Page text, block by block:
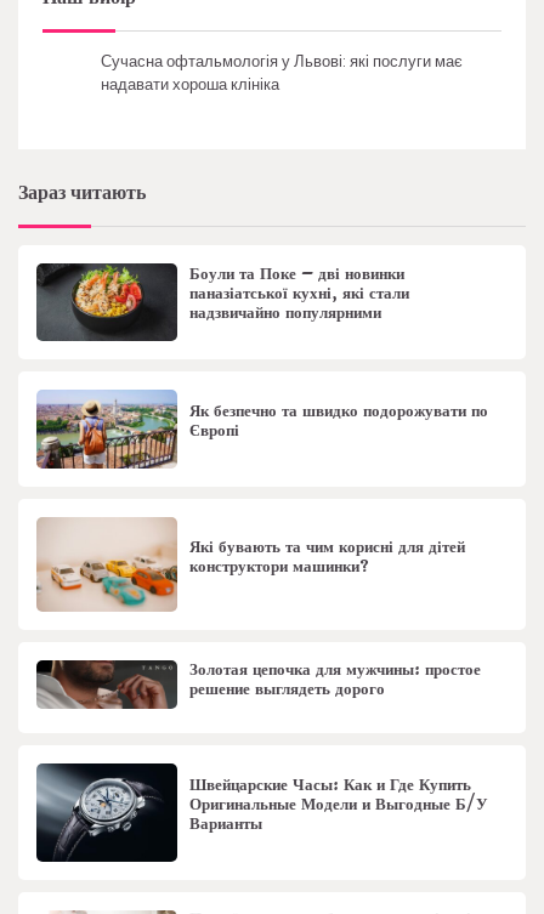
Сучасна офтальмологія у Львові: які послуги має
надавати хороша клініка
Зараз читають
Боули та Поке – дві новинки
паназіатської кухні, які стали
надзвичайно популярними
Як безпечно та швидко подорожувати по
Європі
Які бувають та чим корисні для дітей
конструктори машинки?
Золотая цепочка для мужчины: простое
решение выглядеть дорого
Швейцарские Часы: Как и Где Купить
Оригинальные Модели и Выгодные Б/У
Варианты